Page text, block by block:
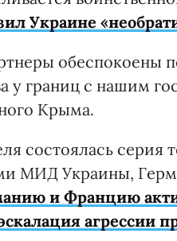
Украине
обеспокоены
у границ с нашим
Крыма.
состоялась
МИД Украины,
и Францию
агрессии